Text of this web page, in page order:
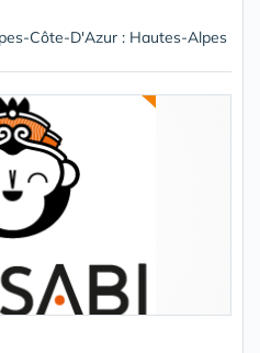
Côte-D'Azur : Hautes-Alpes